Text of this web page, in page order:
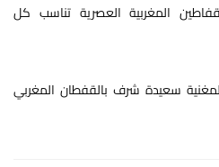
المغربية العصرية تناسب كل
سعيدة شرف بالقفطان المغربي